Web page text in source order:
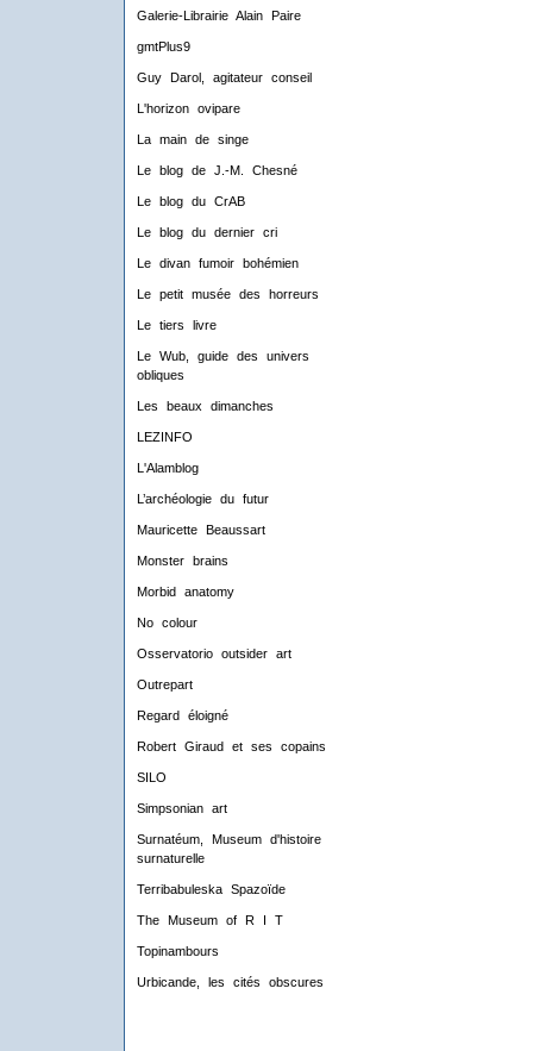
Galerie-Librairie Alain Paire
gmtPlus9
Guy Darol, agitateur conseil
L'horizon ovipare
La main de singe
Le blog de J.-M. Chesné
Le blog du CrAB
Le blog du dernier cri
Le divan fumoir bohémien
Le petit musée des horreurs
Le tiers livre
Le Wub, guide des univers
obliques
Les beaux dimanches
LEZINFO
L'Alamblog
L’archéologie du futur
Mauricette Beaussart
Monster brains
Morbid anatomy
No colour
Osservatorio outsider art
Outrepart
Regard éloigné
Robert Giraud et ses copains
SILO
Simpsonian art
Surnatéum, Museum d'histoire
surnaturelle
Terribabuleska Spazoïde
The Museum of R I T
Topinambours
Urbicande, les cités obscures